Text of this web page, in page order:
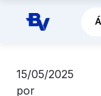
Pular para o
15/05/2025
por